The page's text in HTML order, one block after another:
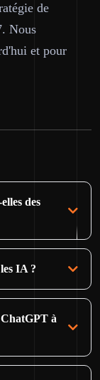
de
Nous
et pour
des
IA ?
à